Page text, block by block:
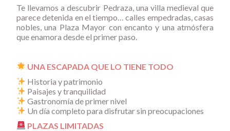
Te llevamos a descubrir Pedraza, una villa medieval que
parece detenida en el tiempo… calles empedradas, casas
nobles, una Plaza Mayor con encanto y una atmósfera
que enamora desde el primer paso.
UNA ESCAPADA QUE LO TIENE TODO
Historia y patrimonio
Paisajes y tranquilidad
Gastronomía de primer nivel
Un día completo para disfrutar sin preocupaciones
PLAZAS LIMITADAS